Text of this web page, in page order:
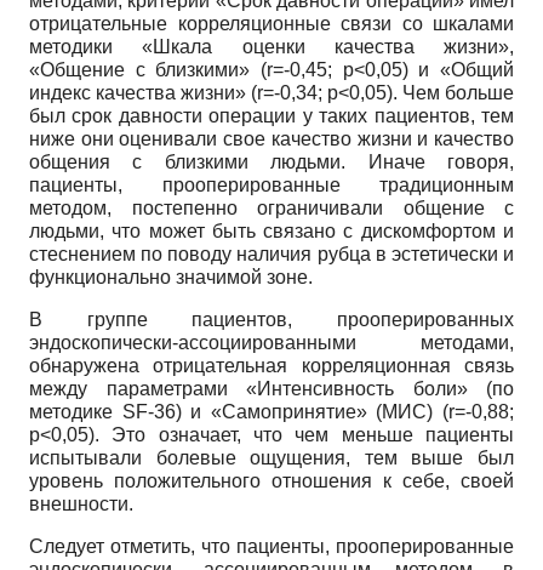
отрицательные корреляционные связи со шкалами
методики «Шкала оценки качества жизни»,
«Общение с близкими» (r=-0,45; p<0,05) и «Общий
индекс качества жизни» (r=-0,34; p<0,05). Чем больше
был срок давности операции у таких пациентов, тем
ниже они оценивали свое качество жизни и качество
общения с близкими людьми. Иначе говоря,
пациенты, прооперированные традиционным
методом, постепенно ограничивали общение с
людьми, что может быть связано с дискомфортом и
стеснением по поводу наличия рубца в эстетически и
функционально значимой зоне.
В группе пациентов, прооперированных
эндоскопически-ассоциированными методами,
обнаружена отрицательная корреляционная связь
между параметрами «Интенсивность боли» (по
методике SF-36) и «Самопринятие» (МИС) (r=-0,88;
p<0,05). Это означает, что чем меньше пациенты
испытывали болевые ощущения, тем выше был
уровень положительного отношения к себе, своей
внешности.
Следует отметить, что пациенты, прооперированные